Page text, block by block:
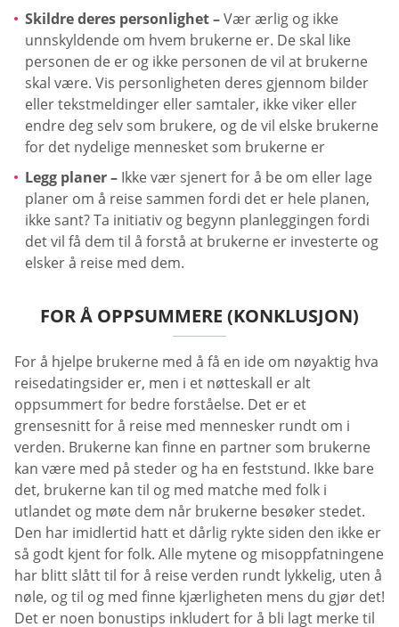
Skildre deres personlighet –Vær ærlig og ikke
unnskyldende om hvem brukerne er. De skal like
personen de er og ikke personen de vil at brukerne
skal være. Vis personligheten deres gjennom bilder
eller tekstmeldinger eller samtaler, ikke viker eller
endre deg selv som brukere, og de vil elske brukerne
for det nydelige mennesket som brukerne er
Legg planer – Ikke vær sjenert for å be om eller lage
planer om å reise sammen fordi det er hele planen,
ikke sant? Ta initiativ og begynn planleggingen fordi
det vil få dem til å forstå at brukerne er investerte og
elsker å reise med dem.
FOR Å OPPSUMMERE (KONKLUSJON)
For å hjelpe brukerne med å få en ide om nøyaktig hva
reisedatingsider er, men i et nøtteskall er alt
oppsummert for bedre forståelse. Det er et
grensesnitt for å reise med mennesker rundt om i
verden. Brukerne kan finne en partner som brukerne
kan være med på steder og ha en feststund. Ikke bare
det, brukerne kan til og med matche med folk i
utlandet og møte dem når brukerne besøker stedet.
Den har imidlertid hatt et dårlig rykte siden den ikke er
så godt kjent for folk. Alle mytene og misoppfatningene
har blitt slått til for å reise verden rundt lykkelig, uten å
nøle, og til og med finne kjærligheten mens du gjør det!
Det er noen bonustips inkludert for å bli lagt merke til